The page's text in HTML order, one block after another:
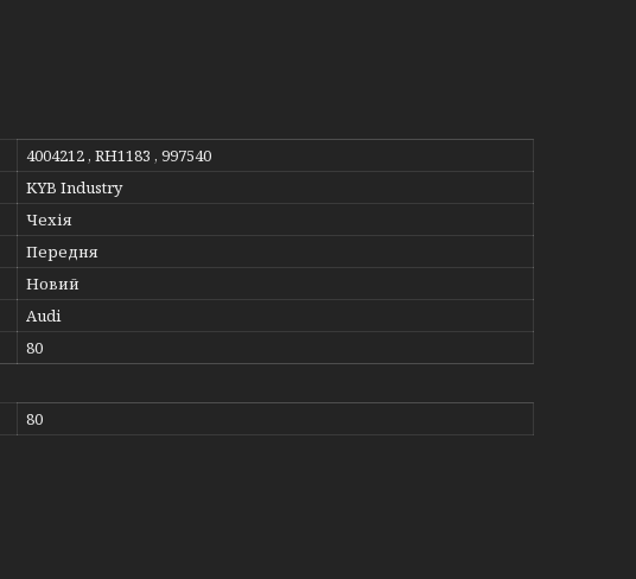
4004212 , RH1183 , 997540
KYB Industry
Чехія
Передня
Новий
Audi
80
80